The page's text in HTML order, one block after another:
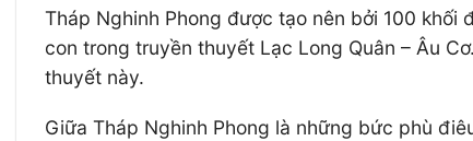
Tháp Nghinh Phong được tạo nên bởi 100
con trong truyền thuyết Lạc Long Quân – Âu
thuyết này.
Giữa Tháp Nghinh Phong là những bức phù